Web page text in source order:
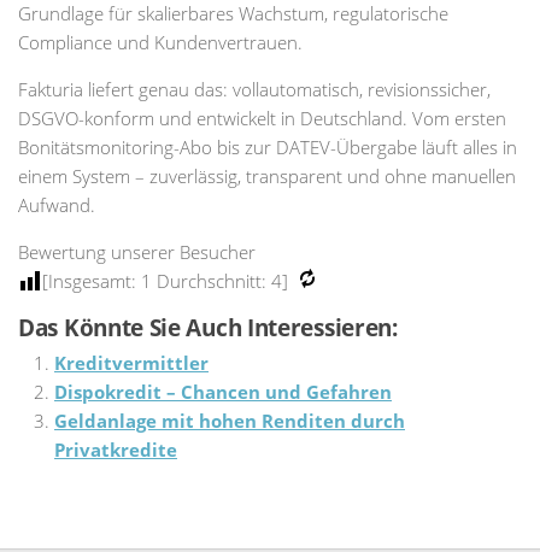
Grundlage für skalierbares Wachstum, regulatorische
Compliance und Kundenvertrauen.
Fakturia liefert genau das: vollautomatisch, revisionssicher,
DSGVO-konform und entwickelt in Deutschland. Vom ersten
Bonitätsmonitoring-Abo bis zur DATEV-Übergabe läuft alles in
einem System – zuverlässig, transparent und ohne manuellen
Aufwand.
Bewertung unserer Besucher
[Insgesamt: 1 Durchschnitt: 4]
Das Könnte Sie Auch Interessieren:
Kreditvermittler
Dispokredit – Chancen und Gefahren
Geldanlage mit hohen Renditen durch
Privatkredite